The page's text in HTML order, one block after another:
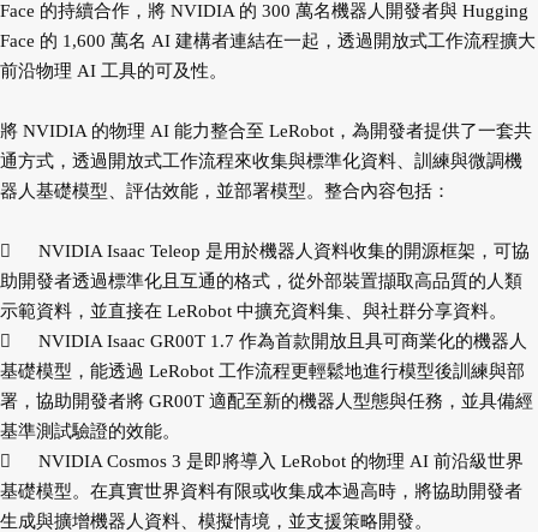
Face 的持續合作，將 NVIDIA 的 300 萬名機器人開發者與 Hugging
Face 的 1,600 萬名 AI 建構者連結在一起，透過開放式工作流程擴大
前沿物理 AI 工具的可及性。
將 NVIDIA 的物理 AI 能力整合至 LeRobot，為開發者提供了一套共
通方式，透過開放式工作流程來收集與標準化資料、訓練與微調機
器人基礎模型、評估效能，並部署模型。整合內容包括：

NVIDIA Isaac Teleop 是用於機器人資料收集的開源框架，可協
助開發者透過標準化且互通的格式，從外部裝置擷取高品質的人類
示範資料，並直接在 LeRobot 中擴充資料集、與社群分享資料。

NVIDIA Isaac GR00T 1.7 作為首款開放且具可商業化的機器人
基礎模型，能透過 LeRobot 工作流程更輕鬆地進行模型後訓練與部
署，協助開發者將 GR00T 適配至新的機器人型態與任務，並具備經
基準測試驗證的效能。

NVIDIA Cosmos 3 是即將導入 LeRobot 的物理 AI 前沿級世界
基礎模型。在真實世界資料有限或收集成本過高時，將協助開發者
生成與擴增機器人資料、模擬情境，並支援策略開發。